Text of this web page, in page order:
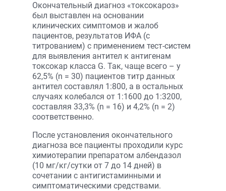
Окончательный диагноз «токсокароз»
был выставлен на основании
клинических симптомов и жалоб
пациентов, результатов ИФА (с
титрованием) с применением тест-систем
для выявления антител к антигенам
токсокар класса G. Так, чаще всего – у
62,5% (n = 30) пациентов титр данных
антител составлял 1:800, а в остальных
случаях колебался от 1:1600 до 1:3200,
составляя 33,3% (n = 16) и 4,2% (n = 2)
соответственно.
После установления окончательного
диагноза все пациенты проходили курс
химиотерапии препаратом албендазол
(10 мг/кг/сутки от 7 до 14 дней) в
сочетании с антигистаминными и
симптоматическими средствами.